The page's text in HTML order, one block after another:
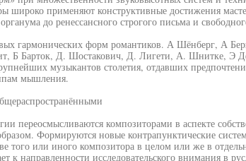
широко применяют конструктивные достижения
до ренессансного строгого письма и
гармонических форм романтиков. А Шёнберг, А
Б Барток, Д. Шостакович, Д. Лигети, А. Шнитке, Э
музыкантов столетия, отдавших
мышления.
переосмысливаются композиторами в аспекте
Формируются новые контрапунктические
того или иного композитора в целом или же в
к направленности исследовательского внимания в